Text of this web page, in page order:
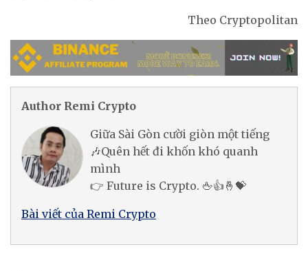
Theo Cryptopolitan
Author Remi Crypto
Giữa Sài Gòn cười giòn một tiếng
🎶Quên hết đi khốn khó quanh
mình
👉 Future is Crypto. 🖕👍🤞💝
Bài viết của Remi Crypto